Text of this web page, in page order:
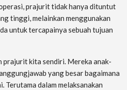
prajurit tidak hanya dituntut
tinggi, melainkan menggunakan
untuk tercapainya sebuah tujuan
prajurit kita sendiri. Mereka anak-
yang besar bagaimana
Terutama dalam melaksanakan